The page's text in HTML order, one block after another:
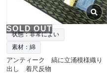
SOLD OUT
状態：非常によい
素材：綿
アンティーク 縞に立涌模様織り
出し 着尺反物